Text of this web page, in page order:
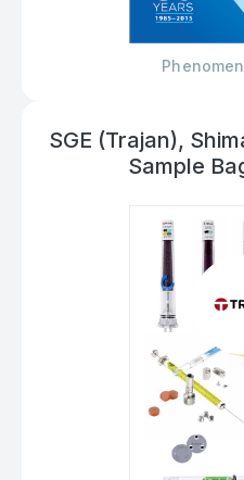
SGE (Trajan),
Sample